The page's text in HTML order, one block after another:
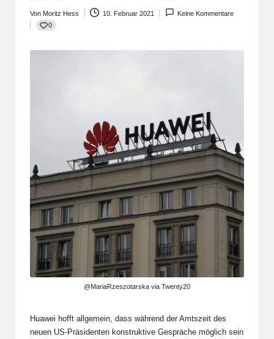
Posted
by
Von Moritz Hess 10. Februar 2021
Keine Kommentare
0
@MariaRzeszotarska via Twenty20
Huawei hofft allgemein, dass während der Amtszeit des
neuen US-Präsidenten konstruktive Gespräche möglich sein